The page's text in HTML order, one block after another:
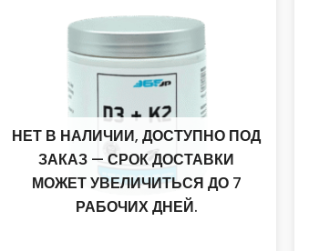
НЕТ В НАЛИЧИИ, ДОСТУПНО ПОД
ЗАКАЗ — СРОК ДОСТАВКИ
МОЖЕТ УВЕЛИЧИТЬСЯ ДО 7
РАБОЧИХ ДНЕЙ.